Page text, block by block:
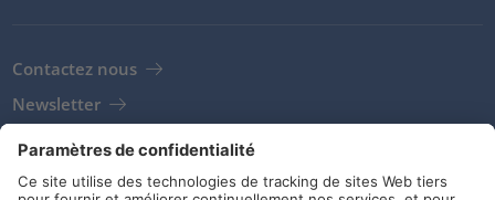
Contactez nous
Newsletter
Clients